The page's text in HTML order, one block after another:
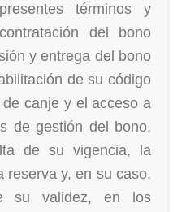
términos y
del bono
y entrega del bono
de su código
canje y el acceso a
de gestión del bono,
de su vigencia, la
reserva y, en su caso,
su validez, en los